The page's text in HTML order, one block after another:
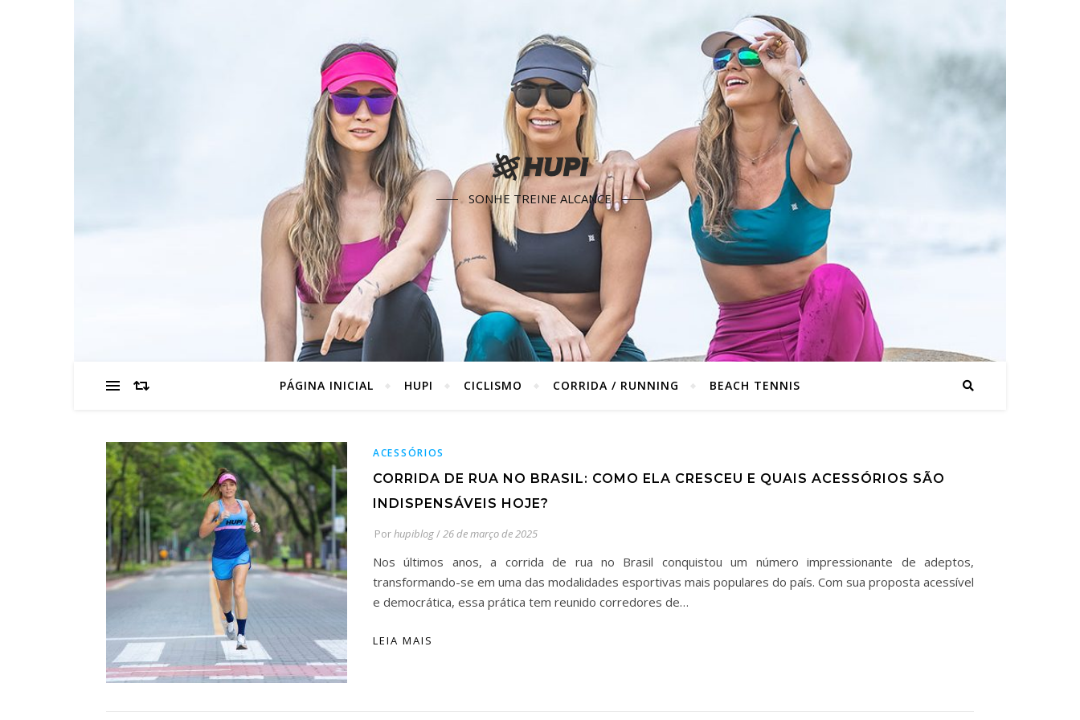
SONHE TREINE ALCANCE
PÁGINA INICIAL HUPI CICLISMO CORRIDA / RUNNING BEACH TENNIS
ACESSÓRIOS
CORRIDA DE RUA NO BRASIL: COMO ELA CRESCEU E QUAIS ACESSÓRIOS SÃO
INDISPENSÁVEIS HOJE?
Porhupiblog/26 de março de 2025
Nos últimos anos, a corrida de rua no Brasil conquistou um número impressionante de adeptos,
transformando-se em uma das modalidades esportivas mais populares do país. Com sua proposta acessível
e democrática, essa prática tem reunido corredores de…
LEIA MAIS